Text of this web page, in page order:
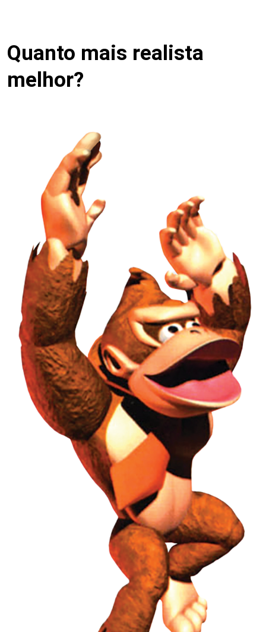
Quanto mais realista
melhor?